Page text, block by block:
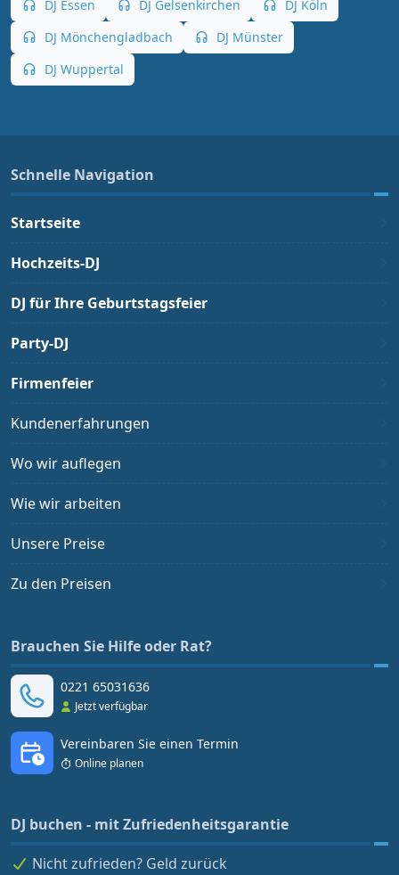
DJ Essen
DJ Gelsenkirchen
DJ Köln
DJ Mönchengladbach
DJ Münster
DJ Wuppertal
Schnelle Navigation
Startseite
Hochzeits-DJ
DJ für Ihre Geburtstagsfeier
Party-DJ
Firmenfeier
Kundenerfahrungen
Wo wir auflegen
Wie wir arbeiten
Unsere Preise
Zu den Preisen
Brauchen Sie Hilfe oder Rat?
0221 65031636
Jetzt verfügbar
Vereinbaren Sie einen Termin
Online planen
DJ buchen - mit Zufriedenheitsgarantie
Nicht zufrieden? Geld zurück